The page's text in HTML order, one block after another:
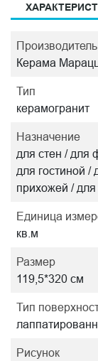
Производитель
Керама
Тип
керамогранит
Назначение
для стен / для
для гостиной /
прихожей / для
Единица
кв.м
Размер
119,5*320 см
Тип
Рисунок